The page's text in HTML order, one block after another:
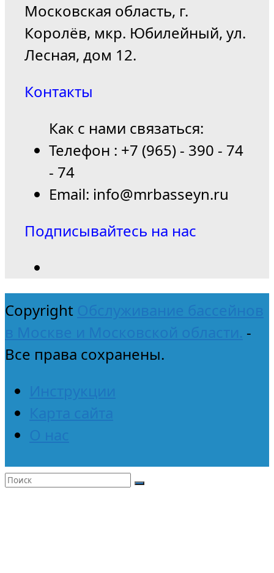
Московская область, г.
Королёв, мкр. Юбилейный, ул.
Лесная, дом 12.
Контакты
Как с нами связаться:
Телефон : +7 (965) - 390 - 74
- 74
Email: info@mrbasseyn.ru
Подписывайтесь на нас
Copyright Обслуживание бассейнов
в Москве и Московской области. -
Все права сохранены.
Инструкции
Карта сайта
О нас